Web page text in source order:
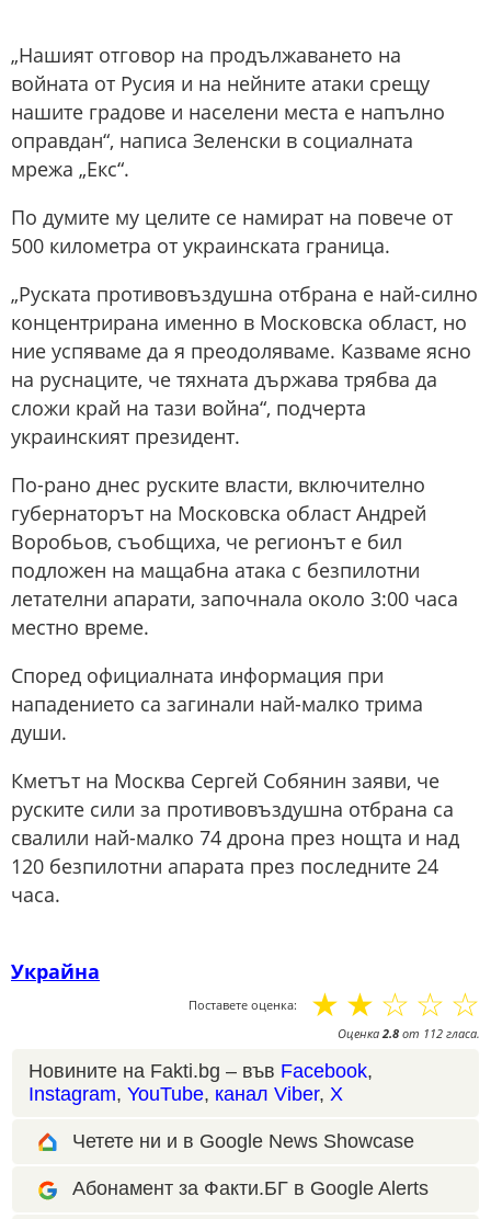
„Нашият отговор на продължаването на
войната от Русия и на нейните атаки срещу
нашите градове и населени места е напълно
оправдан“, написа Зеленски в социалната
мрежа „Екс“.
По думите му целите се намират на повече от
500 километра от украинската граница.
„Руската противовъздушна отбрана е най-силно
концентрирана именно в Московска област, но
ние успяваме да я преодоляваме. Казваме ясно
на руснаците, че тяхната държава трябва да
сложи край на тази война“, подчерта
украинският президент.
По-рано днес руските власти, включително
губернаторът на Московска област Андрей
Воробьов, съобщиха, че регионът е бил
подложен на мащабна атака с безпилотни
летателни апарати, започнала около 3:00 часа
местно време.
Според официалната информация при
нападението са загинали най-малко трима
души.
Кметът на Москва Сергей Собянин заяви, че
руските сили за противовъздушна отбрана са
свалили най-малко 74 дрона през нощта и над
120 безпилотни апарата през последните 24
часа.
Украйна
Поставете оценка: ☆
☆
☆
☆
☆
Оценка2.8 от 112 гласа.
Новините на Fakti.bg – във Facebook,
Instagram, YouTube, канал Viber, X
Четете ни и в Google News Showcase
Абонамент за Факти.БГ в Google Alerts